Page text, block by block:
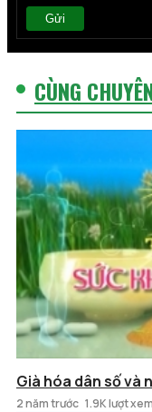
Gửi
CÙNG
Già hóa dân số và
2 năm trước 1.9K lượt xem